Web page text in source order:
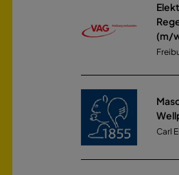
(m/
Carl